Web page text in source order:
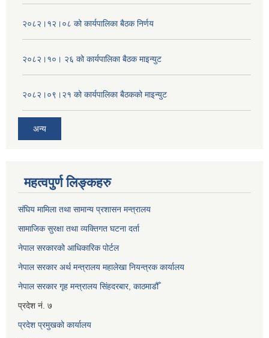
२०८२।१२।०८ को कार्यपालिका बैठक निर्णय
२०८२।१०। २६ को कार्यपालिका बैठक माइन्युट
२०८२।०९।२१ को कार्यपालिका बैठकको माइन्युट
अन्य
महत्वपुर्ण लिङ्कहरु
संघिय मामिला तथा सामान्य प्रशासन मन्त्रालय
सामाजिक सुरक्षा तथा व्यक्तिगत घटना दर्ता
नेपाल सरकारको आधिकारिक पोर्टल
नेपाल सरकार अर्थ मन्त्रालय महालेखा नियन्त्रक कार्यालय
नेपाल सरकार गृह मन्त्रालय सिंहदरबार, काठमाडौँ
प्रदेश नं. ७
प्रदेश प्रमुखको कार्यालय